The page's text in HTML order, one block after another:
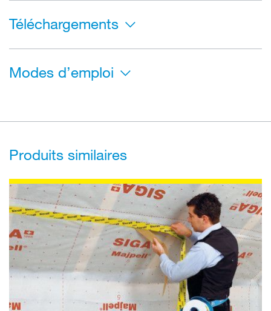
Téléchargements
Modes d’emploi
Produits similaires